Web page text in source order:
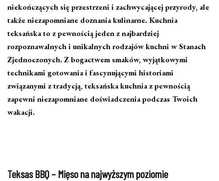
niekończących się przestrzeni i zachwycającej przyrody, ale
także niezapomniane doznania kulinarne. Kuchnia
teksańska to z pewnością jeden z najbardziej
rozpoznawalnych i unikalnych rodzajów kuchni w Stanach
Zjednoczonych. Z bogactwem smaków, wyjątkowymi
technikami gotowania i fascynującymi historiami
związanymi z tradycją, teksańska kuchnia z pewnością
zapewni niezapomniane doświadczenia podczas Twoich
wakacji.
Teksas BBQ – Mięso na najwyższym poziomie